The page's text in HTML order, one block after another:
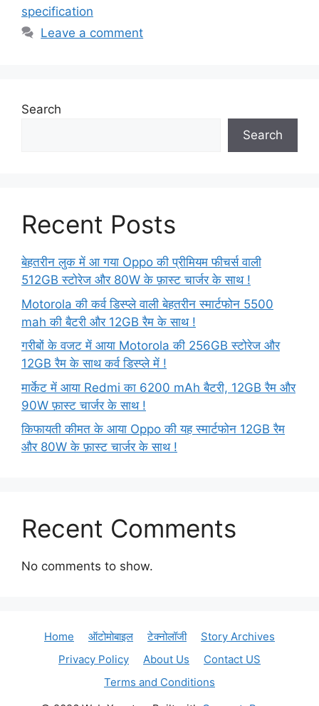
specification
Leave a comment
Search
Search
Recent Posts
बेहतरीन लुक में आ गया Oppo की प्रीमियम फीचर्स वाली
512GB स्टोरेज और 80W के फ़ास्ट चार्जर के साथ !
Motorola की कर्व डिस्प्ले वाली बेहतरीन स्मार्टफोन 5500
mah की बैटरी और 12GB रैम के साथ !
गरीबों के वजट में आया Motorola की 256GB स्टोरेज और
12GB रैम के साथ कर्व डिस्प्ले में !
मार्केट में आया Redmi का 6200 mAh बैटरी, 12GB रैम और
90W फ़ास्ट चार्जर के साथ !
किफायती कीमत के आया Oppo की यह स्मार्टफोन 12GB रैम
और 80W के फ़ास्ट चार्जर के साथ !
Recent Comments
No comments to show.
Home ऑटोमोबाइल टेक्नोलॉजी
Story Archives
Privacy Policy
About Us
Contact US
Terms and Conditions